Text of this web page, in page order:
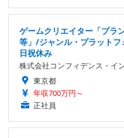
ゲームクリエイター「プラ
等」/ジャンル・プラット
日祝休み
株式会社コンフィデンス・イ
東京都
年収700万円～
正社員